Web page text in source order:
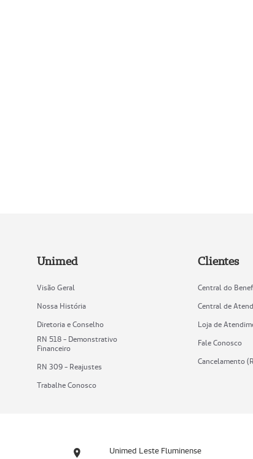
Unimed
Visão Geral
Nossa História
Diretoria e Conselho
RN 518 - Demonstrativo
Financeiro
RN 309 - Reajustes
Trabalhe Conosco
Clientes
Central do
Central de
Loja de
Fale Conosco
Cancelamento
Unimed Leste Fluminense